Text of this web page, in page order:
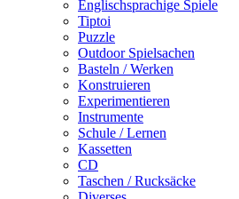
Englischsprachige Spiele
Tiptoi
Puzzle
Outdoor Spielsachen
Basteln / Werken
Konstruieren
Experimentieren
Instrumente
Schule / Lernen
Kassetten
CD
Taschen / Rucksäcke